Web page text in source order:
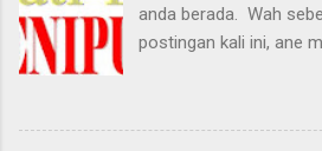
anda berada. Wah
postingan kali ini, ane
baik kok, biar tidak
penipuan berikutnya.